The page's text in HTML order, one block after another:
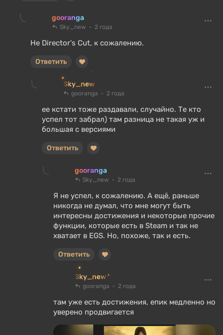
gooranga
Sky_new 2 года
Не Director's Cut, к сожалению.
Ответить
Sky_new
gooranga 2 года
ее кстати тоже раздавали, случайно. Те кто
успел тот забрал) там разница не такая уж и
большая с версиями
Ответить
gooranga
Sky_new 2 года
Я не успел, к сожалению. А ещё, раньше
никогда не думал, что мне могут быть
интересны достижения и некоторые прочие
функции, которые есть в Steam и так не
хватает в EGS. Но, похоже, так и есть.
Ответить
Sky_new
gooranga 2 года
там уже есть достижения, епик медленно но
уверено продвигается